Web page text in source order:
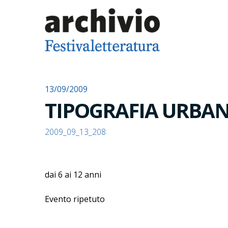
13/09/2009
TIPOGRAFIA
2009_09_13_208
dai 6 ai 12 anni
Evento ripetuto